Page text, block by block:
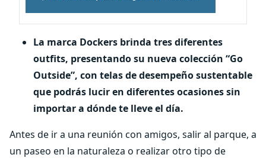
La marca Dockers brinda tres diferentes
outfits, presentando su nueva colección “Go
Outside”, con telas de desempeño sustentable
que podrás lucir en diferentes ocasiones sin
importar a dónde te lleve el día.
Antes de ir a una reunión con amigos, salir al parque, a
un paseo en la naturaleza o realizar otro tipo de